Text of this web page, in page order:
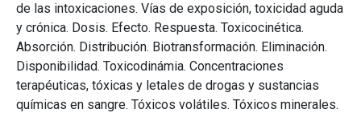
de las intoxicaciones. Vías de exposición, toxicidad aguda
y crónica. Dosis. Efecto. Respuesta. Toxicocinética.
Absorción. Distribución. Biotransformación. Eliminación.
Disponibilidad. Toxicodinámia. Concentraciones
terapéuticas, tóxicas y letales de drogas y sustancias
químicas en sangre. Tóxicos volátiles. Tóxicos minerales.